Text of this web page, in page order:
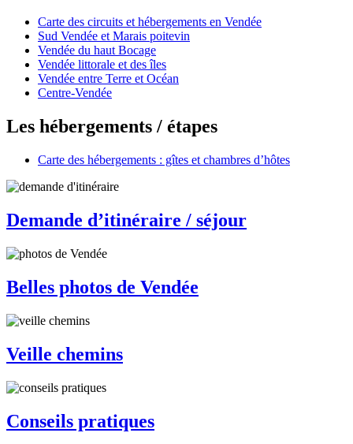
Carte des circuits et hébergements en Vendée
Sud Vendée et Marais poitevin
Vendée du haut Bocage
Vendée littorale et des îles
Vendée entre Terre et Océan
Centre-Vendée
Les hébergements / étapes
Carte des hébergements : gîtes et chambres d’hôtes
Demande d’itinéraire / séjour
Belles photos de Vendée
Veille chemins
Conseils pratiques